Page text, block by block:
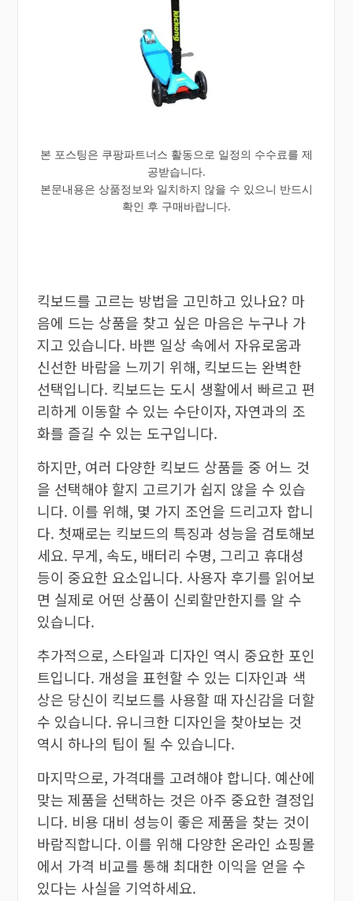
본 포스팅은 쿠팡파트너스 활동으로 일정의 수수료를 제
공받습니다.
본문내용은 상품정보와 일치하지 않을 수 있으니 반드시
확인 후 구매바랍니다.
킥보드를 고르는 방법을 고민하고 있나요? 마
음에 드는 상품을 찾고 싶은 마음은 누구나 가
지고 있습니다. 바쁜 일상 속에서 자유로움과
신선한 바람을 느끼기 위해, 킥보드는 완벽한
선택입니다. 킥보드는 도시 생활에서 빠르고 편
리하게 이동할 수 있는 수단이자, 자연과의 조
화를 즐길 수 있는 도구입니다.
하지만, 여러 다양한 킥보드 상품들 중 어느 것
을 선택해야 할지 고르기가 쉽지 않을 수 있습
니다. 이를 위해, 몇 가지 조언을 드리고자 합니
다. 첫째로는 킥보드의 특징과 성능을 검토해보
세요. 무게, 속도, 배터리 수명, 그리고 휴대성
등이 중요한 요소입니다. 사용자 후기를 읽어보
면 실제로 어떤 상품이 신뢰할만한지를 알 수
있습니다.
추가적으로, 스타일과 디자인 역시 중요한 포인
트입니다. 개성을 표현할 수 있는 디자인과 색
상은 당신이 킥보드를 사용할 때 자신감을 더할
수 있습니다. 유니크한 디자인을 찾아보는 것
역시 하나의 팁이 될 수 있습니다.
마지막으로, 가격대를 고려해야 합니다. 예산에
맞는 제품을 선택하는 것은 아주 중요한 결정입
니다. 비용 대비 성능이 좋은 제품을 찾는 것이
바람직합니다. 이를 위해 다양한 온라인 쇼핑몰
에서 가격 비교를 통해 최대한 이익을 얻을 수
있다는 사실을 기억하세요.